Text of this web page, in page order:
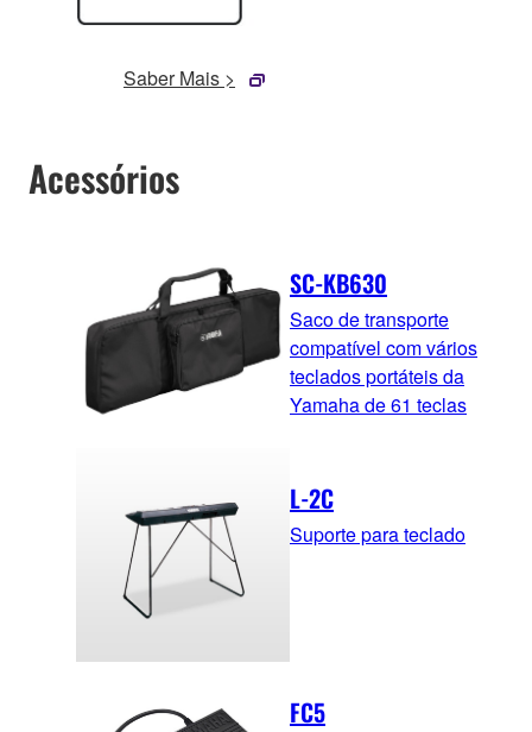
Saber Mais >
Acessórios
SC-KB630
Saco de transporte
compatível com vários
teclados portáteis da
Yamaha de 61 teclas
L-2C
Suporte para teclado
FC5